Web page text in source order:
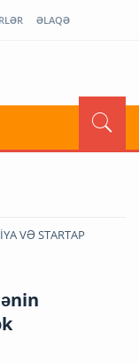
ƏLAQƏ
VƏ STARTAP